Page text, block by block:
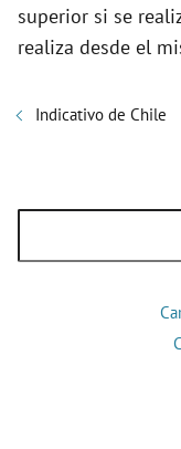
superior si se
realiza desde el
Indicativo de Chile